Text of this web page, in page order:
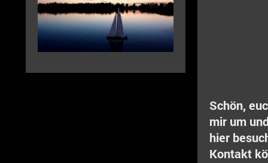
Schön,
mir um
hier
Kontakt